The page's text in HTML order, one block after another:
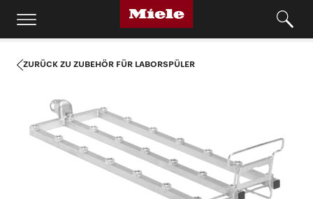
ZURÜCK ZU ZUBEHÖR FÜR LABORSPÜLER